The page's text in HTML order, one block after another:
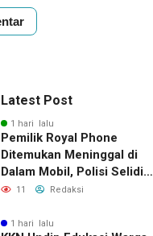
Latest Post
1 hari lalu
Pemilik Royal Phone
Ditemukan Meninggal di
Dalam Mobil, Polisi Selidiki
Dugaan Keterkaitan
11 Redaksi
1 hari lalu